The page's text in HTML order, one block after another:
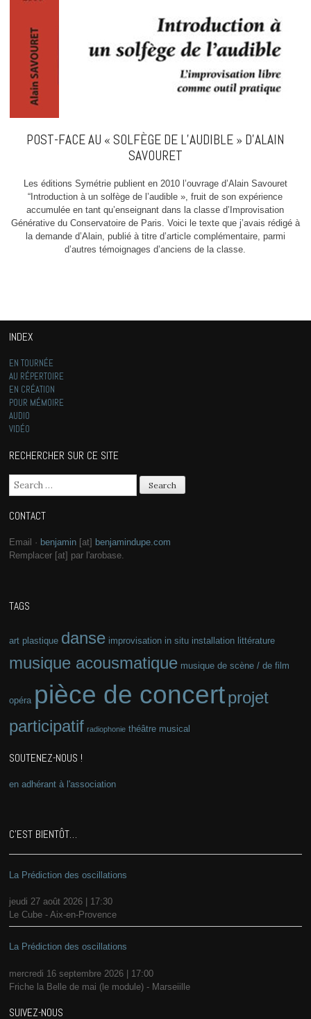
POST-FACE AU « SOLFÈGE DE L’AUDIBLE » D’ALAIN
SAVOURET
Les éditions Symétrie publient en 2010 l’ouvrage d’Alain Savouret
“Introduction à un solfège de l’audible », fruit de son expérience
accumulée en tant qu’enseignant dans la classe d’Improvisation
Générative du Conservatoire de Paris. Voici le texte que j’avais rédigé à
la demande d’Alain, publié à titre d’article complémentaire, parmi
d’autres témoignages d’anciens de la classe.
INDEX
EN TOURNÉE
AU RÉPERTOIRE
EN CRÉATION
POUR MÉMOIRE
AUDIO
VIDÉO
RECHERCHER SUR CE SITE
Search for:
CONTACT
Email · benjamin [at] benjamindupe.com
Remplacer [at] par l'arobase.
TAGS
art plastique danse improvisation in situ installation littérature
musique acousmatique musique de scène / de film
opéra pièce de concertprojet
participatif radiophonie théâtre musical
SOUTENEZ-NOUS !
en adhérant à l'association
C’EST BIENTÔT…
La Prédiction des oscillations
jeudi 27 août 2026 | 17:30
Le Cube - Aix-en-Provence
La Prédiction des oscillations
mercredi 16 septembre 2026 | 17:00
Friche la Belle de mai (le module) - Marseiille
SUIVEZ-NOUS